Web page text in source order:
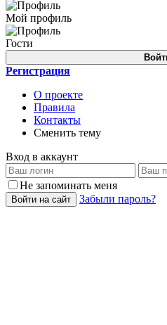
Мой профиль
Гости
Регистрация
О проекте
Правила
Контакты
Сменить тему
Вход в аккаунт
Не запоминать меня
Войти на сайт Забыли пароль?